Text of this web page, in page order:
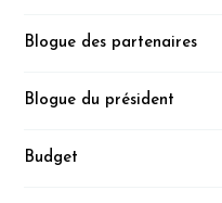
Blogue des partenaires
Blogue du président
Budget